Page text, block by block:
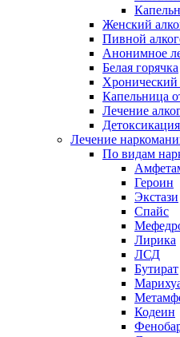
Женский
Пивной
Анонимное
Белая горячка
Хронический
Капельница
Лечение
Лечение
По видам
Героин
Экстази
Спайс
Лирика
ЛСД
Бутират
Кодеин